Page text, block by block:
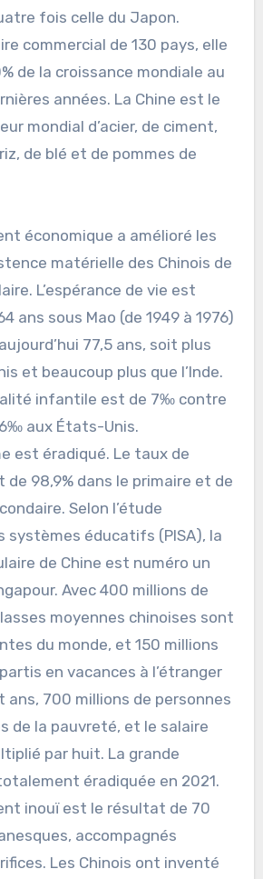
fois celle du Japon.
commercial de 130 pays, elle
de la croissance mondiale au
années. La Chine est le
mondial d’acier, de ciment,
de blé et de pommes de
économique a amélioré les
matérielle des Chinois de
L’espérance de vie est
ans sous Mao (de 1949 à 1976)
77,5 ans, soit plus
et beaucoup plus que l’Inde.
infantile est de 7‰ contre
aux États-Unis.
est éradiqué. Le taux de
98,9% dans le primaire et de
Selon l’étude
systèmes éducatifs (PISA), la
de Chine est numéro un
Avec 400 millions de
moyennes chinoises sont
du monde, et 150 millions
en vacances à l’étranger
ans, 700 millions de personnes
de la pauvreté, et le salaire
par huit. La grande
éradiquée en 2021.
inouï est le résultat de 70
accompagnés
Les Chinois ont inventé